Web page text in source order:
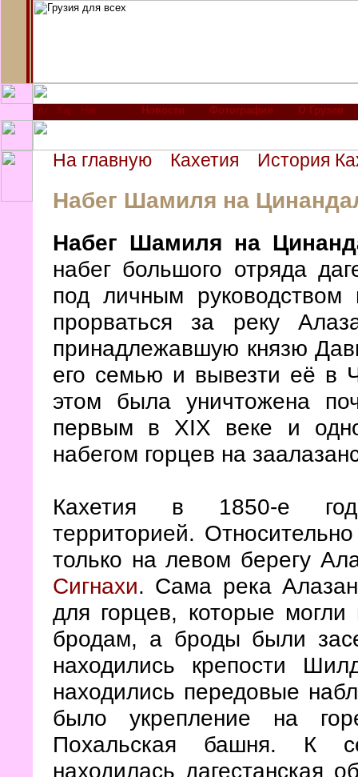
Новости Фотографии О Грузии
На главную Кахетия История
Набег Шамиля на
Набег Шамиля на
набег большого отряда
под личным
прорваться за реку
принадлежавшую князю
его семью и вывезти её в
этом была уничтожена
первым в XIX веке и
набегом горцев на
Кахетия в 1850-е
территорией.
только на левом берегу
Сигнахи. Сама река
для горцев, которые
бродам, а броды были
находились крепости
находились передовые
было укрепление на
Похальская башня. К
находилась дагестанская